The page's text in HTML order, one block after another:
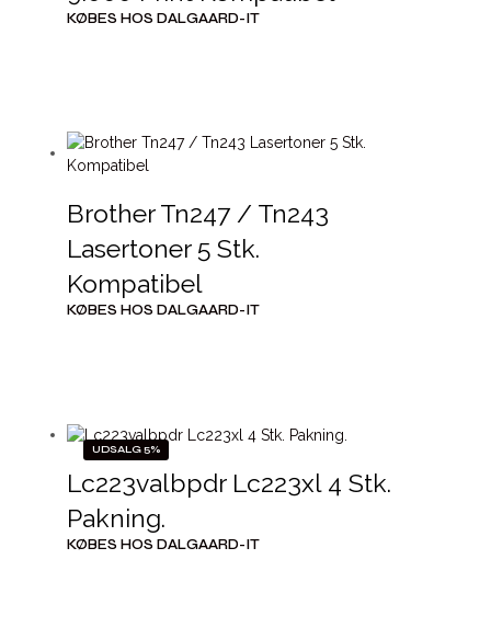
KØBES HOS DALGAARD-IT
Brother Tn247 / Tn243
Lasertoner 5 Stk.
Kompatibel
KØBES HOS DALGAARD-IT
UDSALG 5%
Lc223valbpdr Lc223xl 4 Stk.
Pakning.
KØBES HOS DALGAARD-IT